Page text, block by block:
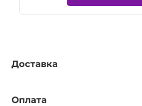
Доставка
Оплата